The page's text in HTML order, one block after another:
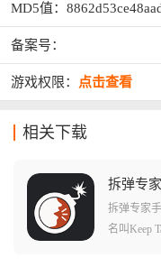
MD5值：
备案号：
游戏权限： 点击查看
相关下载
拆弹专
拆弹专家
名叫Keep